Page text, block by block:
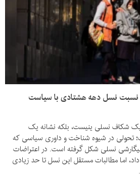
شکاف نسلی ینیست، بلکه نشانه یک
تحولی در شیوه شناخت و داوری سیاسی که
نسلی شکل گرفته است. در اعتراضات
داد، اما مطالبات مستقل این نسل تا حد زیادی